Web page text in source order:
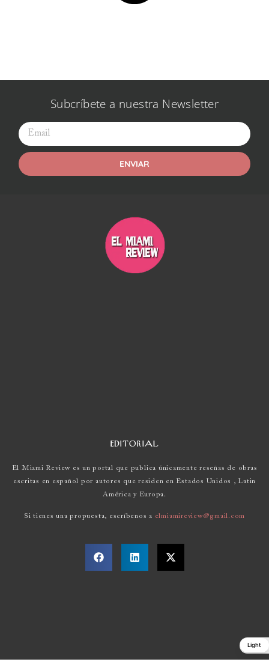
Subcríbete a nuestra Newsletter
ENVIAR
EDITORIAL
El Miami Review es un portal que publica únicamente reseñas de obras
escritas en español por autores que residen en Estados Unidos , Latin
América y Europa.
Si tienes una propuesta, escríbenos a elmiamireview@gmail.com
Light